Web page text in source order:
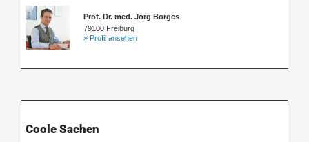
Prof. Dr. med. Jörg Borges
79100 Freiburg
» Profil ansehen
Coole Sachen